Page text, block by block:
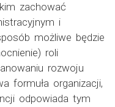
zachować
i
możliwe będzie
roli
rozwoju
formuła organizacji,
odpowiada tym